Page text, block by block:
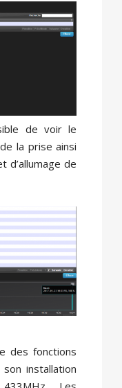
de voir le
la prise ainsi
d’allumage de
des fonctions
installation